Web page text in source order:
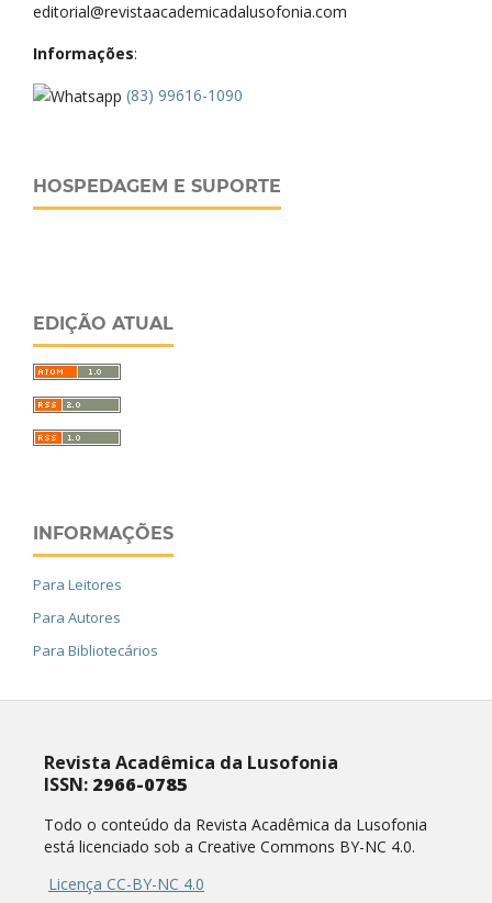
editorial@revistaacademicadalusofonia.com
Informações:
(83) 99616-1090
HOSPEDAGEM E SUPORTE
EDIÇÃO ATUAL
INFORMAÇÕES
Para Leitores
Para Autores
Para Bibliotecários
Revista Acadêmica da Lusofonia
ISSN: 2966-0785
Todo o conteúdo da Revista Acadêmica da Lusofonia
está licenciado sob a Creative Commons BY-NC 4.0.
Licença CC-BY-NC 4.0